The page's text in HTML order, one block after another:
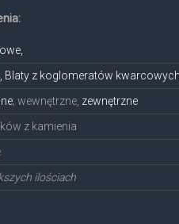
Blaty z koglomeratów kwarcowych,
; wewnętrzne, zewnętrzne
z kamienia
ilościach